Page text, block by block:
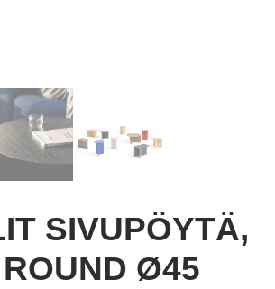
SIVUPÖYTÄ,
Ø45